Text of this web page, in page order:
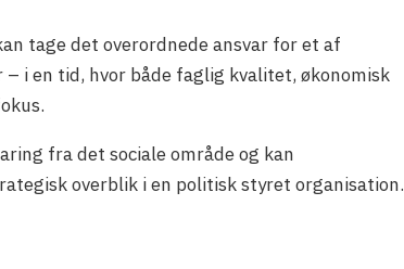
tage det overordnede ansvar for et af
i en tid, hvor både faglig kvalitet, økonomisk
fra det sociale område og kan
overblik i en politisk styret organisation.